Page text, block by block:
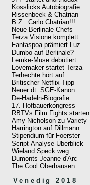
Kosslicks Autobiografie
Rissenbeek & Chatrian
B.Z.: Carlo Chatrian!!!
Neue Berlinale-Chefs
Terza Visione komplett
Fantaspoa prämiert Luz
Dumbo auf Berlinale?
Lemke-Muse debütiert
Lovemaker startet Terza
Terhechte hört auf
Britischer Netflix-Tipp
Neuer dt. SGE-Kanon
De-Hadeln-Biografie
17. Hofbauerkongress
RBTVs Film Fights starten
Amy Nicholson zu Variety
Harrington auf Dillmann
Stipendium für Foerster
Script-Analyse-Überblick
Wieland Speck weg
Dumonts Jeanne d'Arc
The Cool Oberhausen
Venedig 2018